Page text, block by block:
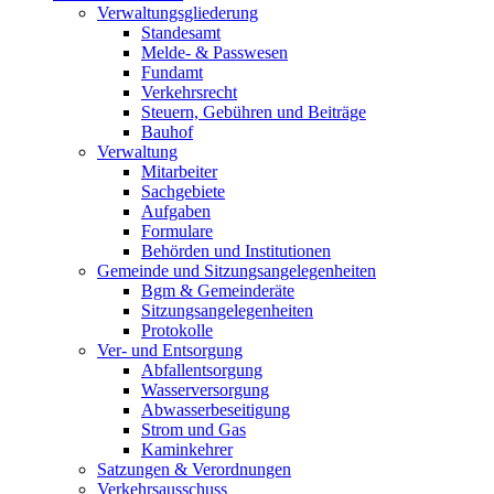
Verwaltungsgliederung
Standesamt
Melde- & Passwesen
Fundamt
Verkehrsrecht
Steuern, Gebühren und Beiträge
Bauhof
Verwaltung
Mitarbeiter
Sachgebiete
Aufgaben
Formulare
Behörden und Institutionen
Gemeinde und Sitzungsangelegenheiten
Bgm & Gemeinderäte
Sitzungsangelegenheiten
Protokolle
Ver- und Entsorgung
Abfallentsorgung
Wasserversorgung
Abwasserbeseitigung
Strom und Gas
Kaminkehrer
Satzungen & Verordnungen
Verkehrsausschuss